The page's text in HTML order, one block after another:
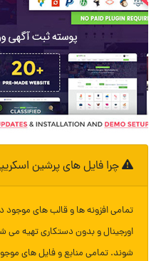
چرا فایل های پرشین
تمامی افزونه ها و قالب های موجود
اورجینال و بدون دستکاری تهیه می
شوند. تمامی منابع و فایل های